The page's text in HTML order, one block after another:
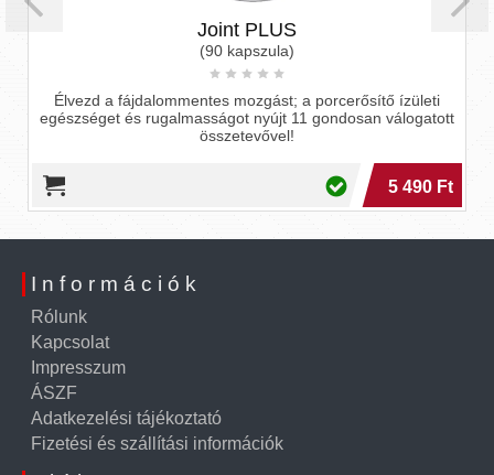
Joint PLUS
(90 kapszula)
Élvezd a fájdalommentes mozgást; a porcerősítő ízületi
egészséget és rugalmasságot nyújt 11 gondosan válogatott
összetevővel!
5 490 Ft
Információk
Rólunk
Kapcsolat
Impresszum
ÁSZF
Adatkezelési tájékoztató
Fizetési és szállítási információk